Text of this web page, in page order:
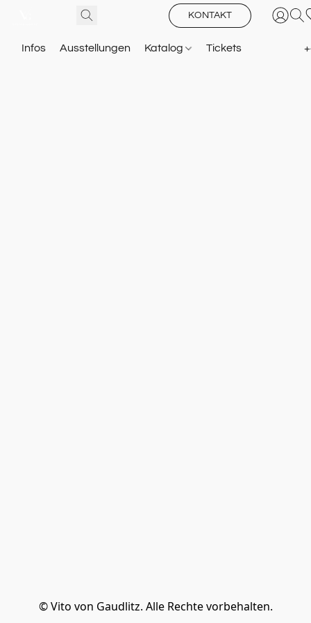
KONTAKT
Infos Ausstellungen Katalog Tickets
© Vito von Gaudlitz. Alle Rechte vorbehalten.